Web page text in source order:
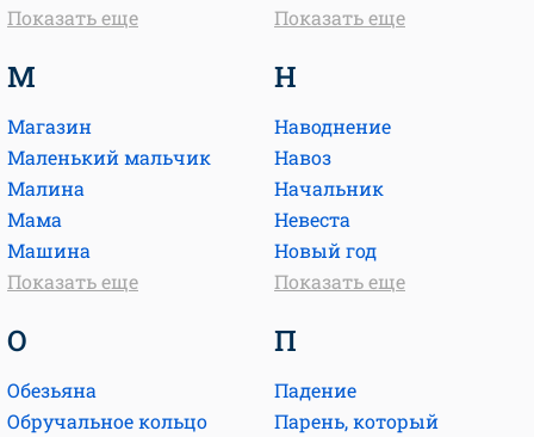
Показать еще
Показать еще
М
Магазин
Маленький мальчик
Малина
Мама
Машина
Показать еще
Н
Наводнение
Навоз
Начальник
Невеста
Новый год
Показать еще
О
Обезьяна
Обручальное кольцо
П
Падение
Парень, который